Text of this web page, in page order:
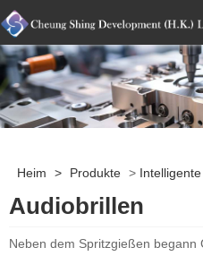
Heim > Produkte >
Audiobrillen
Neben dem Spritzgießen